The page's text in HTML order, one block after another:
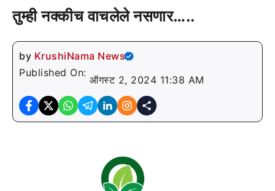
तुम्ही नक्कीच वाचलेले नसणार…..
by KrushiNama News
Published On:
ऑगस्ट 2, 2024 11:38 AM